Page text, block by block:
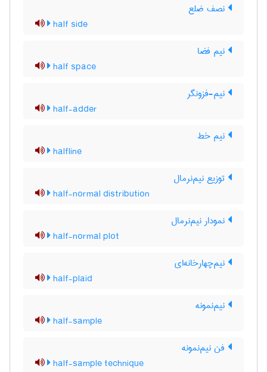
نصف ضلع
half side
نیم فضا
half space
نیم-فزونگر
half-adder
نیم خط
halfline
توزیع نیم‌نرمال
half-normal distribution
نمودار نیم‌نرمال
half-normal plot
نیم‌چهارخانه‌ای
half-plaid
نیم‌نمونه
half-sample
فن نیم‌نمونه
half-sample technique